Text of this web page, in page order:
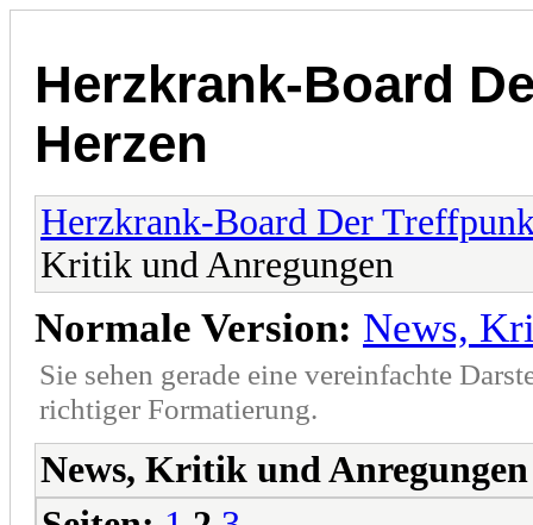
Herzkrank-Board
Herzen
Herzkrank-Board Der
Kritik und Anregungen
Normale Version: News,
Sie sehen gerade eine vereinfachte
richtiger Formatierung.
News, Kritik und Anregungen